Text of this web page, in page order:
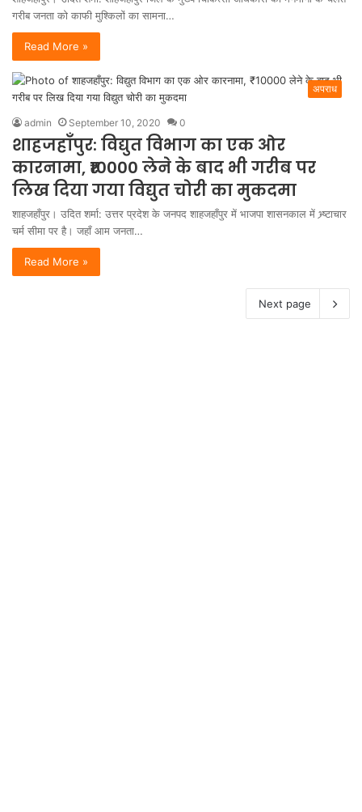
गरीब जनता को काफी मुश्किलों का सामना…
Read More »
अपराध
admin September 10, 2020 0
शाहजहाँपुर: विद्युत विभाग का एक ओर
कारनामा, ₹10000 लेने के बाद भी गरीब पर
लिख दिया गया विद्युत चोरी का मुकदमा
शाहजहाँपुर। उदित शर्मा: उत्तर प्रदेश के जनपद शाहजहाँपुर में भाजपा शासनकाल में भ्र्ष्टाचार
चर्म सीमा पर है। जहाँ आम जनता…
Read More »
Next page